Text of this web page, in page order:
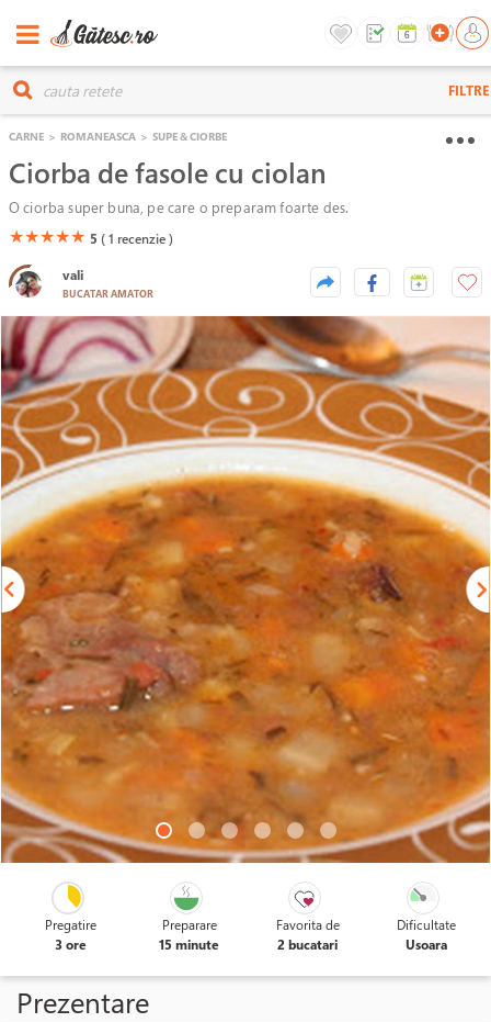
FILTRE
CARNE > ROMANEASCA > SUPE & CIORBE
Ciorba de fasole cu ciolan
O ciorba super buna, pe care o preparam foarte des.
(*)
★(*)
★(*)
★(*)
★(*)
★ 5 ( 1 recenzie )
vali
BUCATAR AMATOR
Pregatire
3 ore
Preparare
15 minute
Favorita de
2 bucatari
Dificultate
Usoara
Prezentare